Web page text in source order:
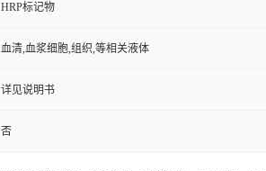
HRP标记物
血清,血浆细胞,组织,等相关液体
详见说明书
否